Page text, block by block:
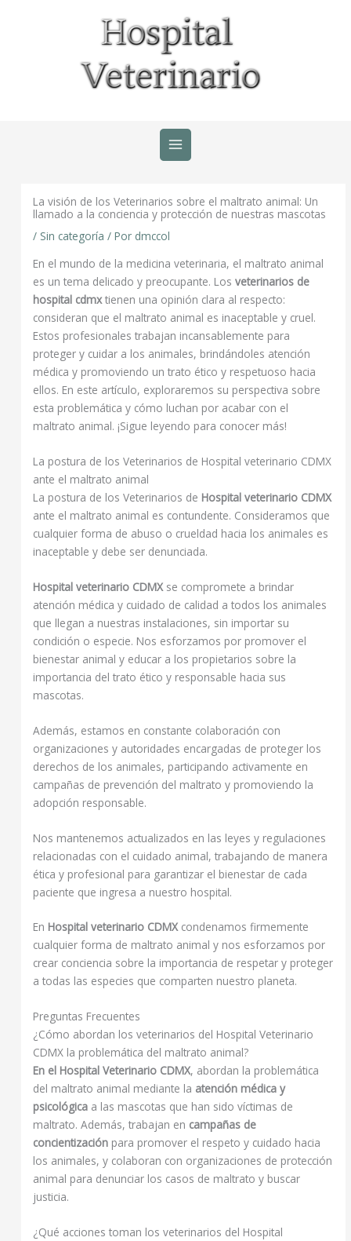
La visión de los Veterinarios sobre el maltrato animal: Un
llamado a la conciencia y protección de nuestras mascotas
/ Sin categoría / Por dmccol
En el mundo de la medicina veterinaria, el maltrato animal
es un tema delicado y preocupante. Losveterinarios de
hospital cdmxtienen una opinión clara al respecto:
consideran que el maltrato animal es inaceptable y cruel.
Estos profesionales trabajan incansablemente para
proteger y cuidar a los animales, brindándoles atención
médica y promoviendo un trato ético y respetuoso hacia
ellos. En este artículo, exploraremos su perspectiva sobre
esta problemática y cómo luchan por acabar con el
maltrato animal. ¡Sigue leyendo para conocer más!
La postura de los Veterinarios de Hospital veterinario CDMX
ante el maltrato animal
La postura de los Veterinarios de Hospital veterinario CDMX
ante el maltrato animal es contundente. Consideramos que
cualquier forma de abuso o crueldad hacia los animales es
inaceptable y debe ser denunciada.
Hospital veterinario CDMX se compromete a brindar
atención médica y cuidado de calidad a todos los animales
que llegan a nuestras instalaciones, sin importar su
condición o especie. Nos esforzamos por promover el
bienestar animal y educar a los propietarios sobre la
importancia del trato ético y responsable hacia sus
mascotas.
Además, estamos en constante colaboración con
organizaciones y autoridades encargadas de proteger los
derechos de los animales, participando activamente en
campañas de prevención del maltrato y promoviendo la
adopción responsable.
Nos mantenemos actualizados en las leyes y regulaciones
relacionadas con el cuidado animal, trabajando de manera
ética y profesional para garantizar el bienestar de cada
paciente que ingresa a nuestro hospital.
En Hospital veterinario CDMXcondenamos firmemente
cualquier forma de maltrato animal y nos esforzamos por
crear conciencia sobre la importancia de respetar y proteger
a todas las especies que comparten nuestro planeta.
Preguntas Frecuentes
¿Cómo abordan los veterinarios del Hospital Veterinario
CDMX la problemática del maltrato animal?
En el Hospital Veterinario CDMX, abordan la problemática
del maltrato animal mediante la atención médica y
psicológica a las mascotas que han sido víctimas de
maltrato. Además, trabajan en campañas de
concientización para promover el respeto y cuidado hacia
los animales, y colaboran con organizaciones de protección
animal para denunciar los casos de maltrato y buscar
justicia.
¿Qué acciones toman los veterinarios del Hospital